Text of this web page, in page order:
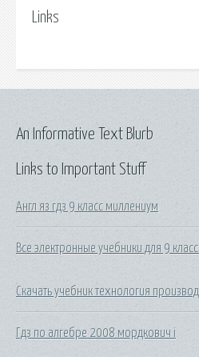
Links
Links to Important Stuff
Англ яз гдз 9 класс миллениум
Все электронные учебники для 9
Скачать учебник технология
Гдз по алгебре 2008 мордкович i
An Informative Text Blurb